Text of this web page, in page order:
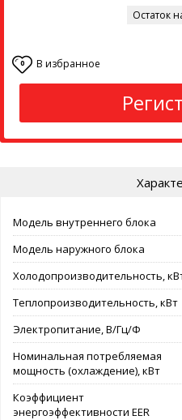
Остаток
0 В избранное
Модель внутреннего блока
Модель наружного блока
Холодопроизводительность,
Теплопроизводительность, кВт
Электропитание, В/Гц/Ф
Номинальная потребляемая
мощность (охлаждение), кВт
Коэффициент
энергоэффективности EER